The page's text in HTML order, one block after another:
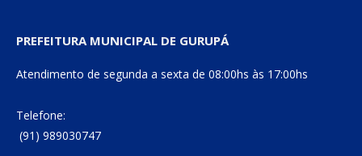
PREFEITURA MUNICIPAL DE GURUPÁ
Atendimento de segunda a sexta de 08:00hs às 17:00hs
Telefone:
(91) 989030747